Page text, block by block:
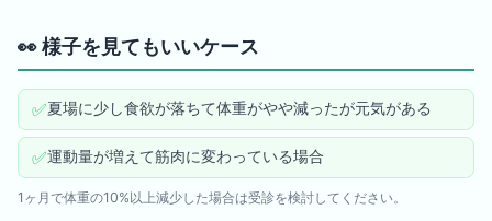
👀様子を見てもいいケース
✅夏場に少し食欲が落ちて体重がやや減ったが元気がある
✅運動量が増えて筋肉に変わっている場合
1ヶ月で体重の10%以上減少した場合は受診を検討してください。